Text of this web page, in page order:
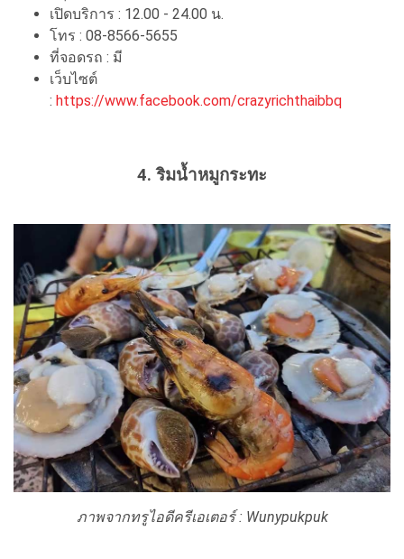
เปิดบริการ : 12.00 - 24.00 น.
โทร : 08-8566-5655
ที่จอดรถ : มี
เว็บไซต์
: https://www.facebook.com/crazyrichthaibbq
4. ริมน้ำหมูกระทะ
ภาพจากทรูไอดีครีเอเตอร์ : Wunypukpuk